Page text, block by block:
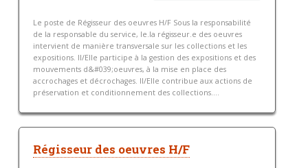
Le poste de Régisseur des oeuvres H/F Sous la responsabilité
de la responsable du service, le.la régisseur.e des oeuvres
intervient de manière transversale sur les collections et les
expositions. Il/Elle participe à la gestion des expositions et des
mouvements d&#039;oeuvres, à la mise en place des
accrochages et décrochages. Il/Elle contribue aux actions de
préservation et conditionnement des collections....
Régisseur des oeuvres H/F